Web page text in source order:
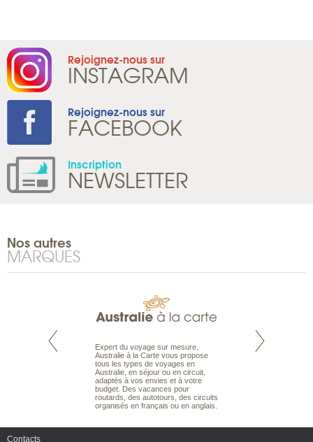
Rejoignez-nous sur
INSTAGRAM
Rejoignez-nous sur
FACEBOOK
Inscription
NEWSLETTER
Nos autres
MARQUES
est le spécialiste
Expert du voyage sur mesure,
Australie à la Carte vous propose
tous les types de voyages en
Australie, en séjour ou en circuit,
adaptés à vos envies et à votre
budget. Des vacances pour
routards, des autotours, des circuits
organisés en français ou en anglais.
Parce qu’ils sont
Contacts